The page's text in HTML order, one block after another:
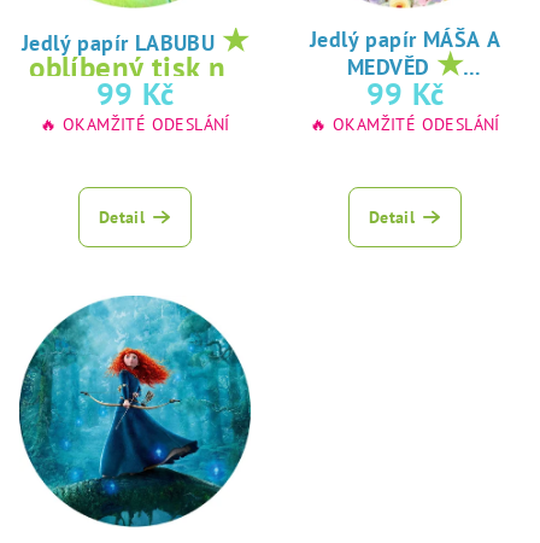
Jedlý papír LABUBU ★
oblíbený tisk na
jedlý papír
99 Kč
🔥 OKAMŽITÉ ODESLÁNÍ
Detail
Jedlý papír MÁŠA A
MEDVĚD ★
oblíbený tisk na
jedlý papír
99 Kč
🔥 OKAMŽITÉ ODESLÁNÍ
Detail